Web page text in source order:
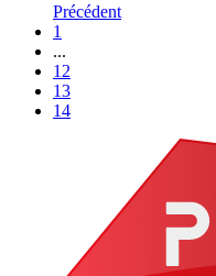
Précédent
1
...
12
13
14